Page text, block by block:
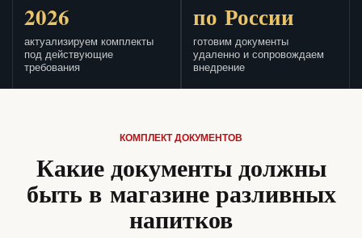
2026
актуализируем комплекты
под действующие
требования
по России
готовим документы
удаленно и сопровождаем
внедрение
КОМПЛЕКТ ДОКУМЕНТОВ
Какие документы должны
быть в магазине разливных
напитков